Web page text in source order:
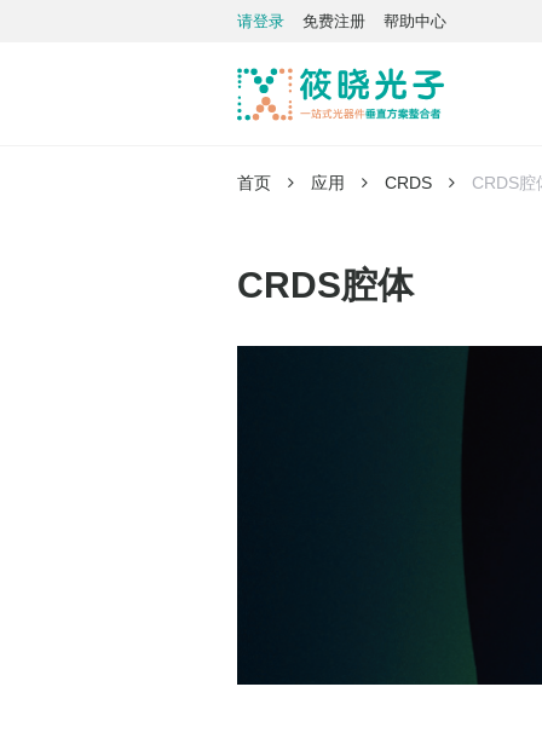
请登录 免费注册 帮助中心
首页 应用 CRDS CRDS腔
CRDS腔体